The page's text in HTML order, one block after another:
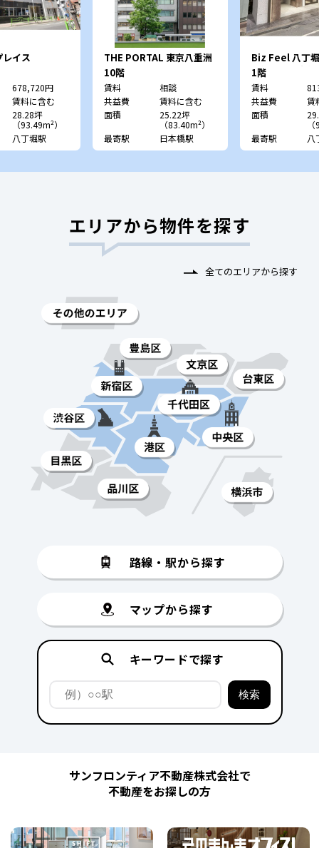
イス
678,720円
賃料に含む
28.28坪
（93.49m²）
八丁堀駅
THE PORTAL 東京八重洲
10階
賃料
相談
共益費
賃料に含む
面積
25.22坪
（83.40m²）
最寄駅
日本橋駅
Biz Feel 八丁
三雄舎印刷本社
1階
賃料
共益費
賃
面積
最寄駅
八
エリアから物件を探す
全てのエリアから探す
路線・駅から探す
マップから探す
キーワードで探す
サンフロンティア不動産株式会社で
不動産をお探しの方